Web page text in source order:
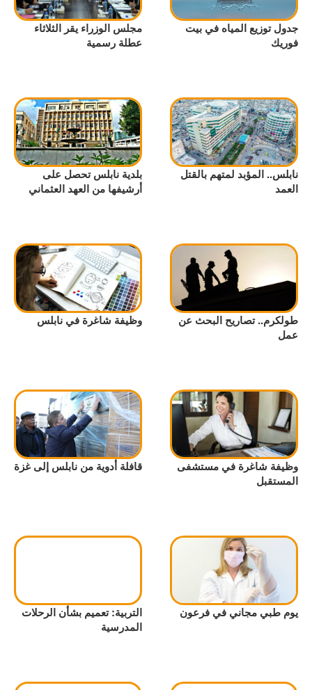
جدول توزيع المياه في بيت
فوريك
مجلس الوزراء يقر الثلاثاء
عطلة رسمية
نابلس.. المؤبد لمتهم بالقتل
العمد
بلدية نابلس تحصل على
أرشيفها من العهد العثماني
طولكرم.. تصاريح البحث عن
عمل
وظيفة شاغرة في نابلس
وظيفة شاغرة في مستشفى
المستقبل
قافلة أدوية من نابلس إلى غزة
يوم طبي مجاني في فرعون
التربية: تعميم بشأن الرحلات
المدرسية